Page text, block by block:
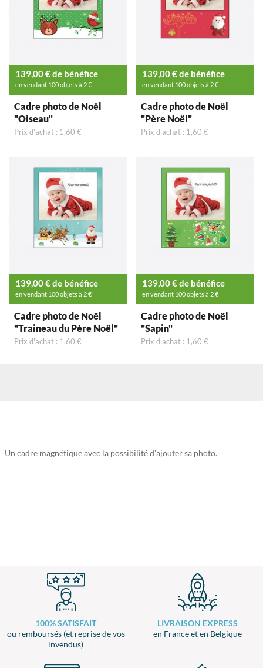
Un cadre magnétique avec la possibilité d'ajouter sa photo.
Cadre photo de Noël
"Oiseau"
139,00 € de bénéfice
en vendant 100 objets à 2 €
Prix d'achat : 1,60 €
Cadre photo de Noël
"Père Noël"
139,00 € de bénéfice
en vendant 100 objets à 2 €
Prix d'achat : 1,60 €
Cadre photo de Noël
"Traineau du Père Noël"
139,00 € de bénéfice
en vendant 100 objets à 2 €
Prix d'achat : 1,60 €
Cadre photo de Noël
"Sapin"
139,00 € de bénéfice
en vendant 100 objets à 2 €
Prix d'achat : 1,60 €
100% SATISFAIT
ou remboursés (et reprise de vos
invendus)
LIVRAISON EXPRESS
en France et en Belgique